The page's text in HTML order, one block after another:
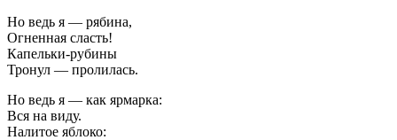
Но ведь я — рябина,
Огненная сласть!
Капельки-рубины
Тронул — пролилась.
Но ведь я — как ярмарка:
Вся на виду.
Налитое яблоко: